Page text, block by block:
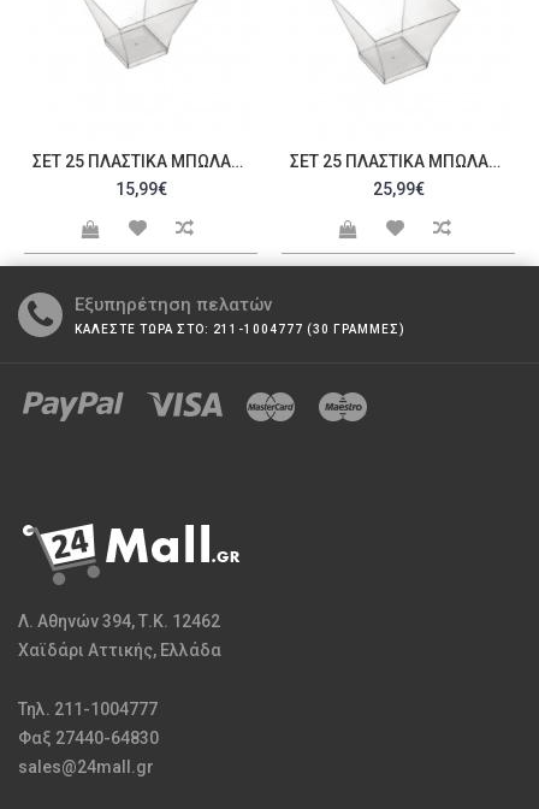
ΣΕΤ 25 ΠΛΑΣΤΙΚΆ ΜΠΩΛΆΚΙΑ ΠΑΓΌΔΑ ΔΙΑΦΑΝΈΣ 6X6X5CM C221916
15,99€
ΣΕΤ 25 ΠΛΑΣΤΙΚΆ ΜΠΩΛΆΚΙΑ ΠΑΓΌΔΑ ΔΙΑΦΑΝΈΣ 6 6X6 6X5 5CM C221954
25,99€
Εξυπηρέτηση πελατών
ΚΑΛΕΣΤΕ ΤΩΡΑ ΣΤΟ: 211-1004777 (30 ΓΡΑΜΜΕΣ)
Λ. Αθηνών 394, Τ.Κ. 12462
Χαϊδάρι Αττικής, Ελλάδα
Τηλ. 211-1004777
Φαξ 27440-64830
sales@24mall.gr